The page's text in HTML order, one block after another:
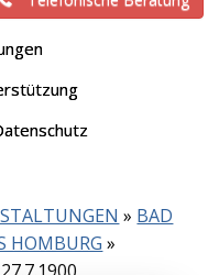
» BAD
HOMBURG »